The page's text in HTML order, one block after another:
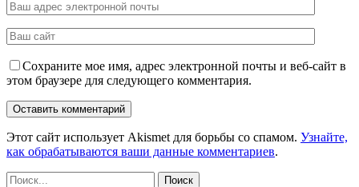
Сохраните мое имя, адрес электронной почты и веб-сайт в
этом браузере для следующего комментария.
Этот сайт использует Akismet для борьбы со спамом. Узнайте,
как обрабатываются ваши данные комментариев.